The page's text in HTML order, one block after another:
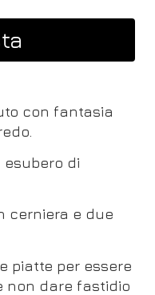
con fantasia
di
cerniera e due
piatte per essere
non dare fastidio